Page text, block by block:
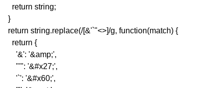
return string;
}
return string.replace(/[&'`"<>]/g, function(match) {
return {
'&': '&amp;',
"'": '&#x27;',
'`': '&#x60;',